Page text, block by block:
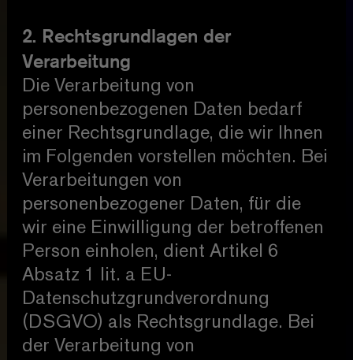
2. Rechtsgrundlagen der
Verarbeitung
Die Verarbeitung von
personenbezogenen Daten bedarf
einer Rechtsgrundlage, die wir Ihnen
im Folgenden vorstellen möchten. Bei
Verarbeitungen von
personenbezogener Daten, für die
wir eine Einwilligung der betroffenen
Person einholen, dient Artikel 6
Absatz 1 lit. a EU-
Datenschutzgrundverordnung
(DSGVO) als Rechtsgrundlage. Bei
der Verarbeitung von